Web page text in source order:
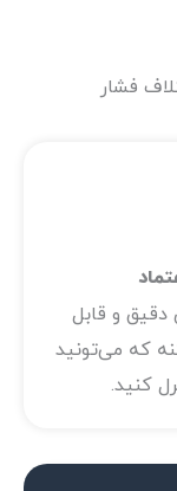
فشار
دقیق و قابل
که می‌تونید
کنید.